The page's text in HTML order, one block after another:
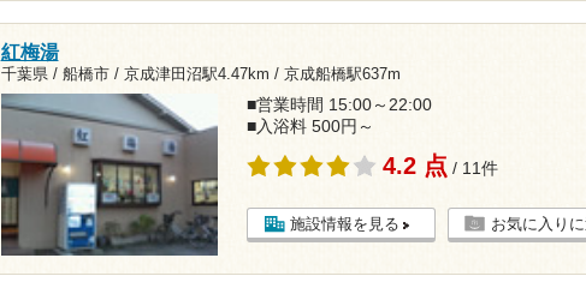
紅梅湯
千葉県 / 船橋市 / 京成津田沼駅4.47km / 京成船橋駅637m
■営業時間 15:00～22:00
■入浴料 500円～
4.2 点 / 11件
施設情報を見る お気に入り